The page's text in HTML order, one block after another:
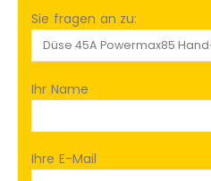
Sie fragen an zu:
Ihr Name
Ihre E-Mail